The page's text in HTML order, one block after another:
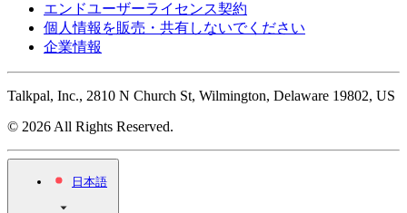
エンドユーザーライセンス契約
個人情報を販売・共有しないでください
企業情報
Talkpal, Inc., 2810 N Church St, Wilmington, Delaware 19802, US
© 2026 All Rights Reserved.
日本語